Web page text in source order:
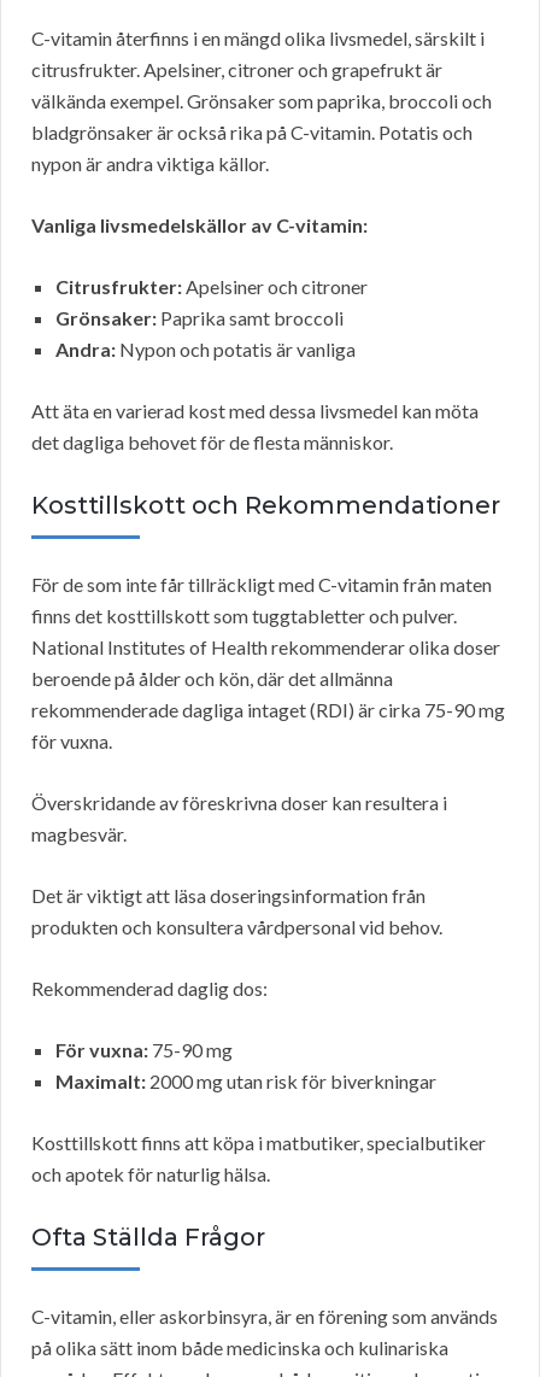
C-vitamin återfinns i en mängd olika livsmedel, särskilt i
citrusfrukter. Apelsiner, citroner och grapefrukt är
välkända exempel. Grönsaker som paprika, broccoli och
bladgrönsaker är också rika på C-vitamin. Potatis och
nypon är andra viktiga källor.
Vanliga livsmedelskällor av C-vitamin:
Citrusfrukter:Apelsiner och citroner
Grönsaker: Paprika samt broccoli
Andra: Nypon och potatis är vanliga
Att äta en varierad kost med dessa livsmedel kan möta
det dagliga behovet för de flesta människor.
Kosttillskott och Rekommendationer
För de som inte får tillräckligt med C-vitamin från maten
finns det kosttillskott som tuggtabletter och pulver.
National Institutes of Health rekommenderar olika doser
beroende på ålder och kön, där det allmänna
rekommenderade dagliga intaget (RDI) är cirka 75-90 mg
för vuxna.
Överskridande av föreskrivna doser kan resultera i
magbesvär.
Det är viktigt att läsa doseringsinformation från
produkten och konsultera vårdpersonal vid behov.
Rekommenderad daglig dos:
För vuxna: 75-90 mg
Maximalt: 2000 mg utan risk för biverkningar
Kosttillskott finns att köpa i matbutiker, specialbutiker
och apotek för naturlig hälsa.
Ofta Ställda Frågor
C-vitamin, eller askorbinsyra, är en förening som används
på olika sätt inom både medicinska och kulinariska